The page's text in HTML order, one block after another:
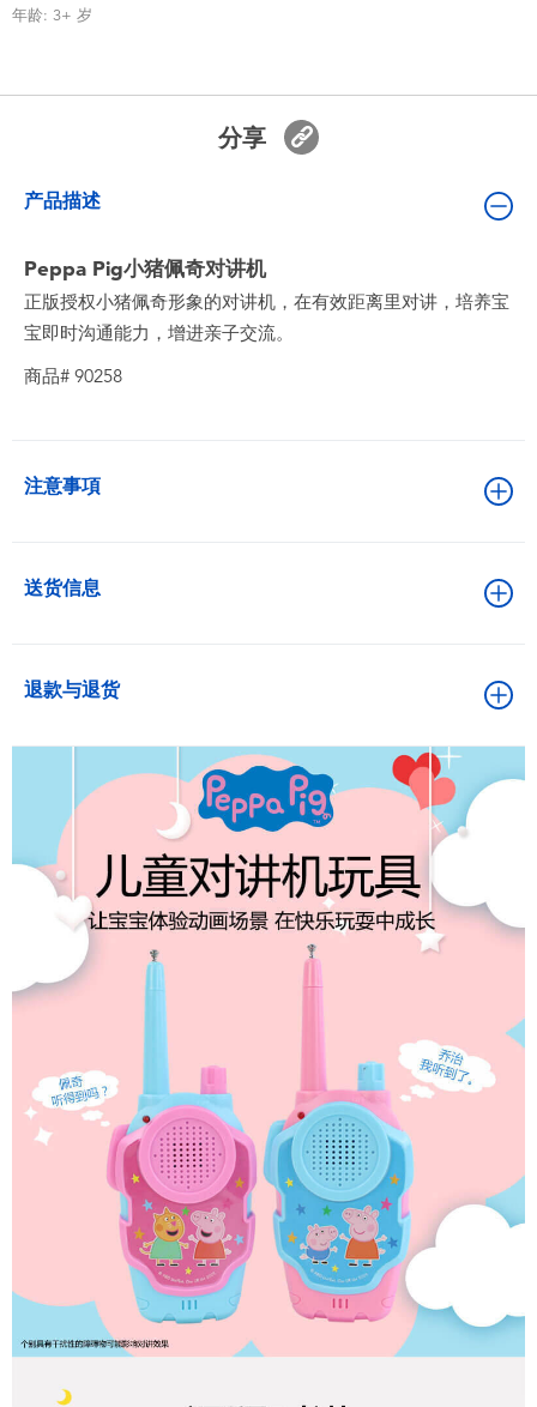
玩具促销
玩具清货
年龄: 3+ 岁
分享
产品描述
Peppa Pig小猪佩奇对讲机
正版授权小猪佩奇形象的对讲机，在有效距离里对讲，培养宝
宝即时沟通能力，增进亲子交流。
商品# 90258
注意事項
送货信息
退款与退货